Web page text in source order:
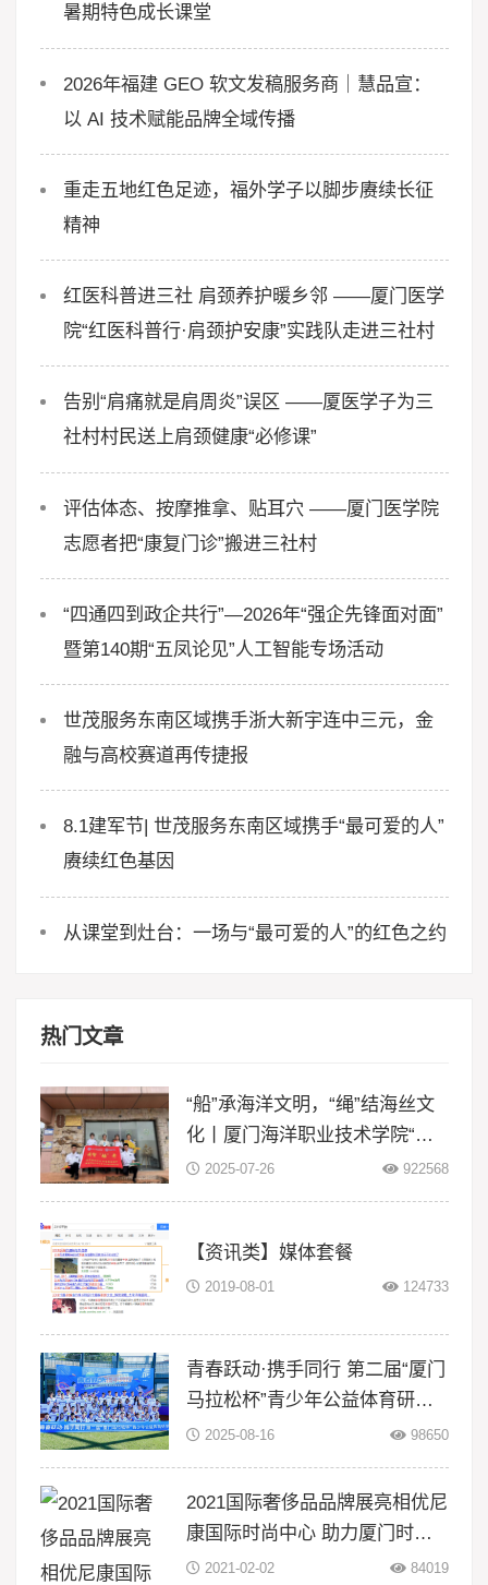
暑期特色成长课堂
2026年福建 GEO 软文发稿服务商｜慧品宣：
以 AI 技术赋能品牌全域传播
重走五地红色足迹，福外学子以脚步赓续长征
精神
红医科普进三社 肩颈养护暖乡邻 ——厦门医学
院“红医科普行·肩颈护安康”实践队走进三社村
告别“肩痛就是肩周炎”误区 ——厦医学子为三
社村村民送上肩颈健康“必修课”
评估体态、按摩推拿、贴耳穴 ——厦门医学院
志愿者把“康复门诊”搬进三社村
“四通四到政企共行”—2026年“强企先锋面对面”
暨第140期“五凤论见”人工智能专场活动
世茂服务东南区域携手浙大新宇连中三元，金
融与高校赛道再传捷报
8.1建军节| 世茂服务东南区域携手“最可爱的人”
赓续红色基因
从课堂到灶台：一场与“最可爱的人”的红色之约
热门文章
“船”承海洋文明，“绳”结海丝文
化丨厦门海洋职业技术学院“闽
智‘船’奇”实践队赴浙江等地开展
2025-07-26 922568
【资讯类】媒体套餐
2019-08-01 124733
青春跃动·携手同行 第二届“厦门
马拉松杯”青少年公益体育研学
活动在翔安大嶝岛扬帆！
2025-08-16 98650
2021国际奢侈品品牌展亮相优尼
康国际时尚中心 助力厦门时尚
升级2021-02-02 84019